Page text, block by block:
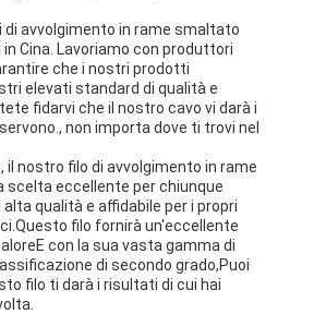
di avvolgimento in rame smaltato
Cina. Lavoriamo con produttori
che i nostri prodotti
elevati standard di qualità e
fidarvi che il nostro cavo vi darà i
non importa dove ti trovi nel
il nostro filo di avvolgimento in rame
scelta eccellente per chiunque
qualità e affidabile per i propri
filo fornirà un'eccellente
con la sua vasta gamma di
di secondo grado,Puoi
filo ti darà i risultati di cui hai